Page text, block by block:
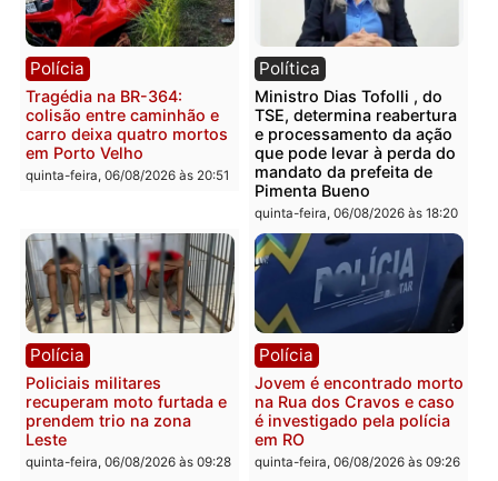
sexta-feira, 07/08/2026 às
Polícia
bairro Colina Park em RO
sexta-feira, 07/08/2026 às 09:30
Polícia
Polícia Militar apreende
explosivos e
durante patrulhamento
fluvial no Rio Madeira em
Porto Velho
sexta-feira, 07/08/2026 às
Polícia Política